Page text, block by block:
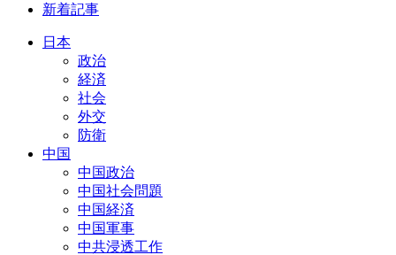
新着記事
日本
政治
経済
社会
外交
防衛
中国
中国政治
中国社会問題
中国経済
中国軍事
中共浸透工作